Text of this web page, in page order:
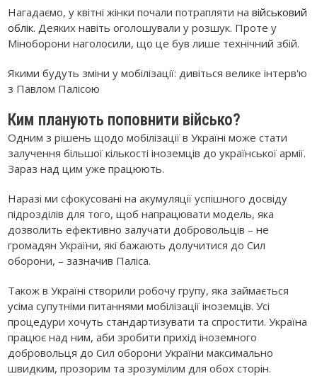
Нагадаємо, у квітні жінки почали потрапляти навійськовий
облік. Деяких навіть оголошували у розшук. Проте у
Міноборони наголосили, що це був лише технічний збій.
Якими будуть зміни у мобілізації: дивіться велике інтерв'ю
з Павлом Палісою
Ким планують поповнити військо?
Одним з рішень щодо мобілізації в Україні може стати
залучення більшої кількості іноземців до української армії.
Зараз над цим уже працюють.
Наразі ми сфокусовані на акумуляції успішного досвіду
підрозділів для того, щоб напрацювати модель, яка
дозволить ефективно залучати добровольців – не
громадян України, які бажають долучитися до Сил
оборони, – зазначив Паліса.
Також в Україні створили робочу групу, яка займається
усіма супутніми питаннями мобілізації іноземців. Усі
процедури хочуть стандартизувати та спростити. Україна
працює над ним, аби зробити прихід іноземного
добровольця до Сил оборони України максимально
швидким, прозорим та зрозумілим для обох сторін.